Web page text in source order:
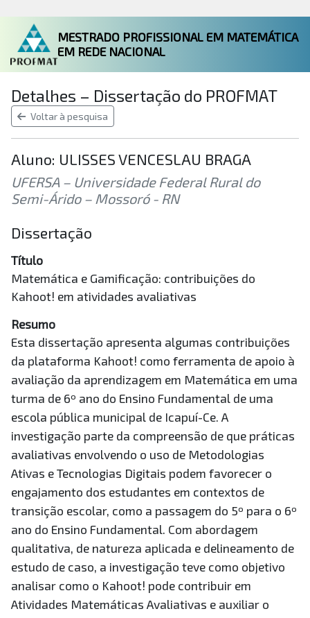
MESTRADO PROFISSIONAL EM MATEMÁTICA
EM REDE NACIONAL
Detalhes – Dissertação do PROFMAT
Voltar à pesquisa
Aluno: ULISSES VENCESLAU BRAGA
UFERSA – Universidade Federal Rural do
Semi-Árido – Mossoró - RN
Dissertação
Título
Matemática e Gamificação: contribuições do
Kahoot! em atividades avaliativas
Resumo
Esta dissertação apresenta algumas contribuições
da plataforma Kahoot! como ferramenta de apoio à
avaliação da aprendizagem em Matemática em uma
turma de 6º ano do Ensino Fundamental de uma
escola pública municipal de Icapuí-Ce. A
investigação parte da compreensão de que práticas
avaliativas envolvendo o uso de Metodologias
Ativas e Tecnologias Digitais podem favorecer o
engajamento dos estudantes em contextos de
transição escolar, como a passagem do 5º para o 6º
ano do Ensino Fundamental. Com abordagem
qualitativa, de natureza aplicada e delineamento de
estudo de caso, a investigação teve como objetivo
analisar como o Kahoot! pode contribuir em
Atividades Matemáticas Avaliativas e auxiliar o